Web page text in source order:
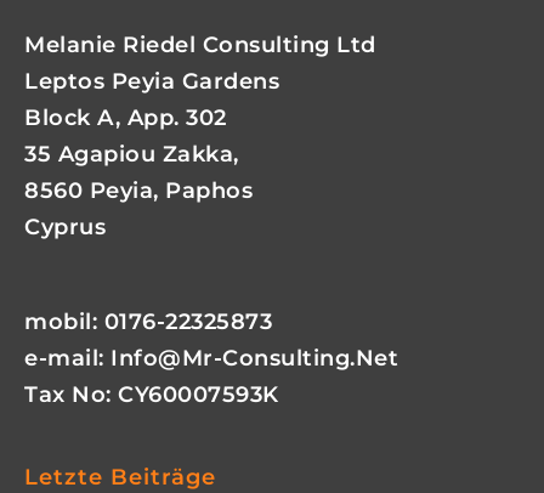
Melanie Riedel Consulting Ltd
Leptos Peyia Gardens
Block A, App. 302
35 Agapiou Zakka,
8560 Peyia, Paphos
Cyprus
mobil: 0176-22325873
e-mail: Info@mr-Consulting.net
Tax No: CY60007593K
Letzte Beiträge